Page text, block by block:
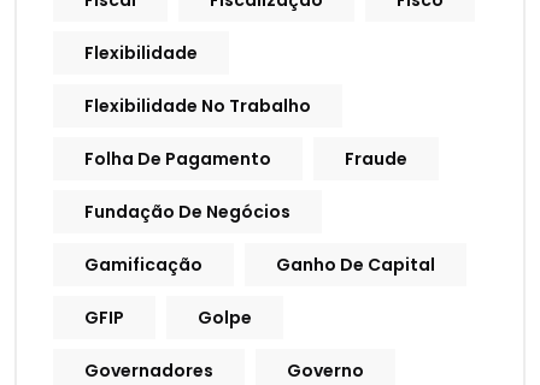
Flexibilidade
Flexibilidade No Trabalho
Folha De Pagamento Fraude
Fundação De Negócios
Gamificação Ganho De Capital
GFIP Golpe
Governadores Governo